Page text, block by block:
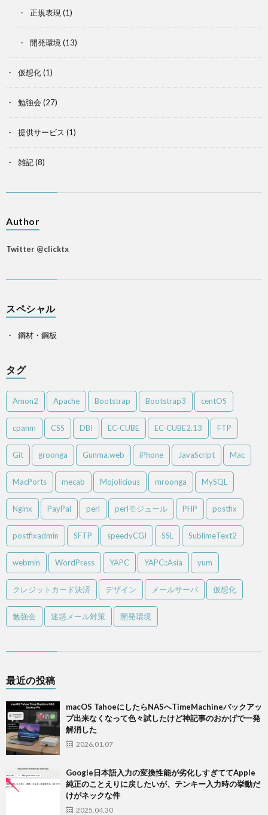
正規表現 (1)
開発環境 (13)
仮想化(1)
勉強会 (27)
提供サービス (1)
雑記(8)
Author
Twitter @clicktx
スペシャル
鋼材・鋼板
タグ
Amon2 Apache Bootstrap Bootstrap3 centOS
cpanm CSS DBI EC-CUBE EC-CUBE2.13 FTP
Git groonga Gunma.web iPhone JavaScript Mac
MacPorts mecab Mojolicious mroonga MySQL
Nginx PayPal perl perlモジュール PHP postfix
postfixadmin SFTP speedyCGI SSL SublimeText2
webmin WordPress YAPC YAPC::Asia yum
クレジットカード決済 デザイン メールサーバ 仮想化
勉強会 迷惑メール対策 開発環境
最近の投稿
macOS TahoeにしたらNASへTimeMachineバックアッ
プ出来なくなって色々試したけど神記事のおかげで一発
解消した
2026.01.07
Google日本語入力の変換性能が劣化しすぎててApple
純正のことえりに戻したいが、テンキー入力時の挙動だ
けがネックな件
2025.04.30